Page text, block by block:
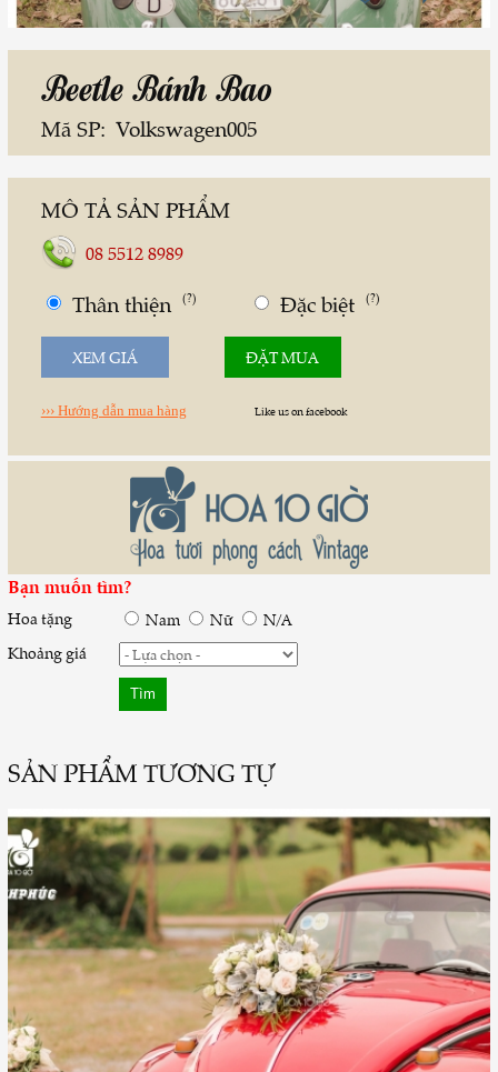
Beetle Bánh Bao
Mã SP: Volkswagen005
MÔ TẢ SẢN PHẨM
08 5512 8989
Thân thiện (?) Đặc biệt (?)
XEM GIÁ ĐẶT MUA
››› Hướng dẫn mua hàng Like us on facebook
Bạn muốn tìm?
Hoa tặng Nam Nữ
N/A
Khoảng giá
SẢN PHẨM TƯƠNG TỰ